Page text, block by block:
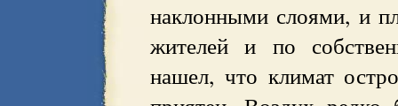
наклонными слоями, и
жителей и по
нашел, что климат